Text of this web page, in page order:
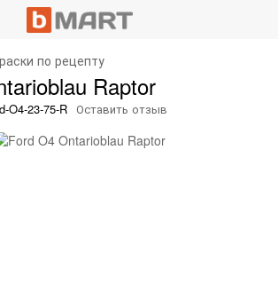
по рецепту
Raptor
O4-23-75-R Оставить отзыв